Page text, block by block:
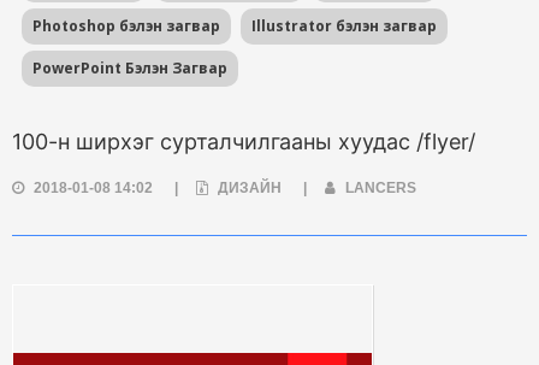
Photoshop бэлэн загвар Illustrator бэлэн загвар
PowerPoint Бэлэн Загвар
100-н ширхэг сурталчилгааны хуудас /flyer/
2018-01-08 14:02 ДИЗАЙН LANCERS